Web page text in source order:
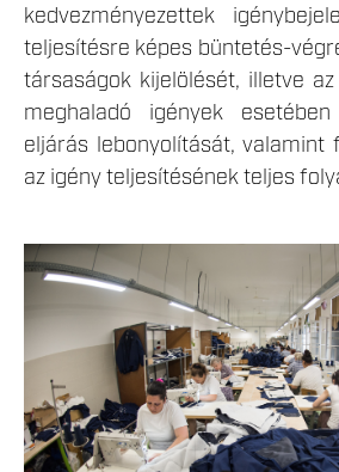
kedvezményezettek
teljesítésre képes büntetés-
társaságok kijelölését, illetve
meghaladó igények
eljárás lebonyolítását, valamint
az igény teljesítésének teljes